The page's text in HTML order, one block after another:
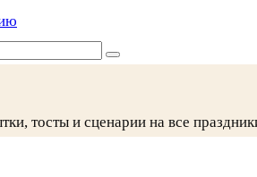
тосты и сценарии на все